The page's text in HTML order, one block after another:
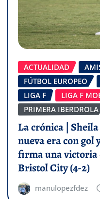
ACTUALIDAD
FÚTBOL EUROPEO
LIGA F
LIGA F
PRIMERA IBERDROLA
La crónica |
nueva era con gol
firma una victoria
Bristol City (4-2)
manulopezfdez